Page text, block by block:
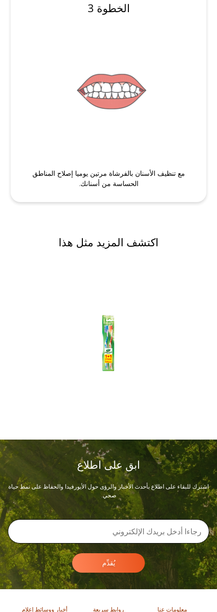
الخطوة 3
مع تنظيف الأسنان بالفرشاة مرتين يوميا إصلاح المناطق
الحساسة من أسنانك.
اكتشف المزيد مثل هذا
ابق على اطلاع
اشترك للبقاء على اطلاع بأحدث الأخبار والرؤى حول الأيورفيدا والحفاظ على نمط حياة
صحي.
يُقدِّم
معلومات عنا روابط سريعة أخبار ووسائط إعلام